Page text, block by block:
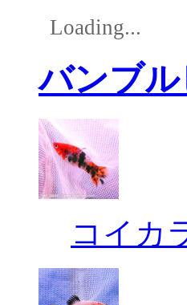
Loading...
バンブ
コイカ